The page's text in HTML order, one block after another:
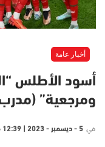
أخبار عامة
أسود الأطلس
ومرجعية” (مدرب
في 5 - ديسمبر - 2023 | 12:39 مساءً